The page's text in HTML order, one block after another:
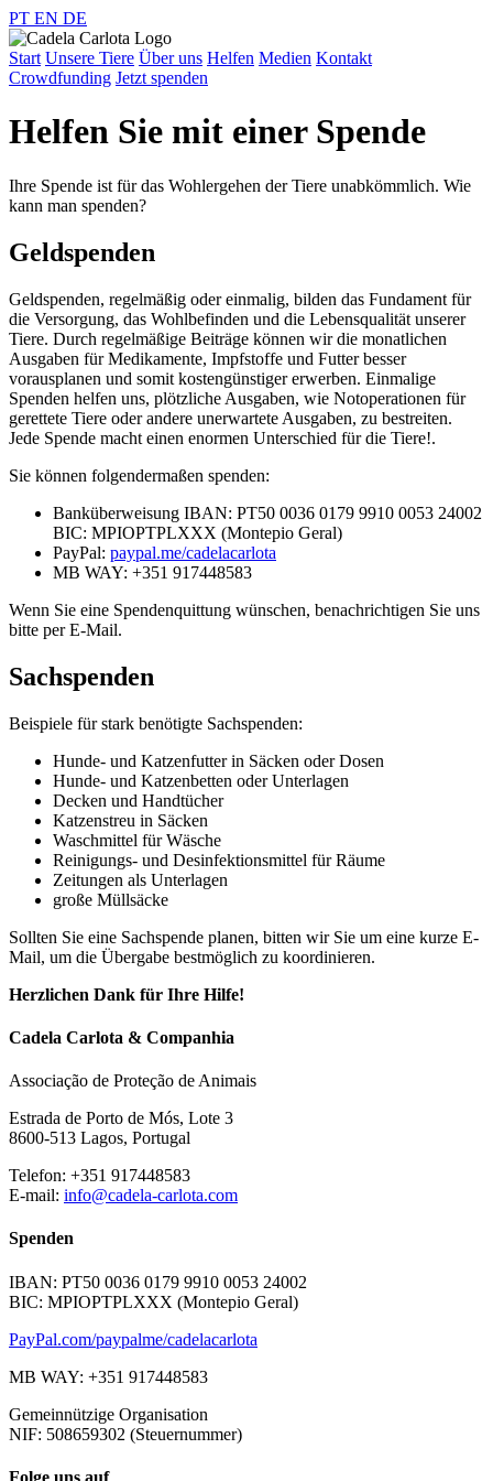
PT EN DE
Start Unsere Tiere Über uns Helfen Medien Kontakt
Crowdfunding Jetzt spenden
Helfen Sie mit einer Spende
Ihre Spende ist für das Wohlergehen der Tiere unabkömmlich. Wie
kann man spenden?
Geldspenden
Geldspenden, regelmäßig oder einmalig, bilden das Fundament für
die Versorgung, das Wohlbefinden und die Lebensqualität unserer
Tiere. Durch regelmäßige Beiträge können wir die monatlichen
Ausgaben für Medikamente, Impfstoffe und Futter besser
vorausplanen und somit kostengünstiger erwerben. Einmalige
Spenden helfen uns, plötzliche Ausgaben, wie Notoperationen für
gerettete Tiere oder andere unerwartete Ausgaben, zu bestreiten.
Jede Spende macht einen enormen Unterschied für die Tiere!.
Sie können folgendermaßen spenden:
Banküberweisung IBAN: PT50 0036 0179 9910 0053 24002
BIC: MPIOPTPLXXX (Montepio Geral)
PayPal: paypal.me/cadelacarlota
MB WAY: +351 917448583
Wenn Sie eine Spendenquittung wünschen, benachrichtigen Sie uns
bitte per E-Mail.
Sachspenden
Beispiele für stark benötigte Sachspenden:
Hunde- und Katzenfutter in Säcken oder Dosen
Hunde- und Katzenbetten oder Unterlagen
Decken und Handtücher
Katzenstreu in Säcken
Waschmittel für Wäsche
Reinigungs- und Desinfektionsmittel für Räume
Zeitungen als Unterlagen
große Müllsäcke
Sollten Sie eine Sachspende planen, bitten wir Sie um eine kurze E-
Mail, um die Übergabe bestmöglich zu koordinieren.
Herzlichen Dank für Ihre Hilfe!
Cadela Carlota & Companhia
Associação de Proteção de Animais
Estrada de Porto de Mós, Lote 3
8600-513 Lagos, Portugal
Telefon: +351 917448583
E-mail: info@cadela-carlota.com
Spenden
IBAN: PT50 0036 0179 9910 0053 24002
BIC: MPIOPTPLXXX (Montepio Geral)
PayPal.com/paypalme/cadelacarlota
MB WAY: +351 917448583
Gemeinnützige Organisation
NIF: 508659302 (Steuernummer)
Folge uns auf